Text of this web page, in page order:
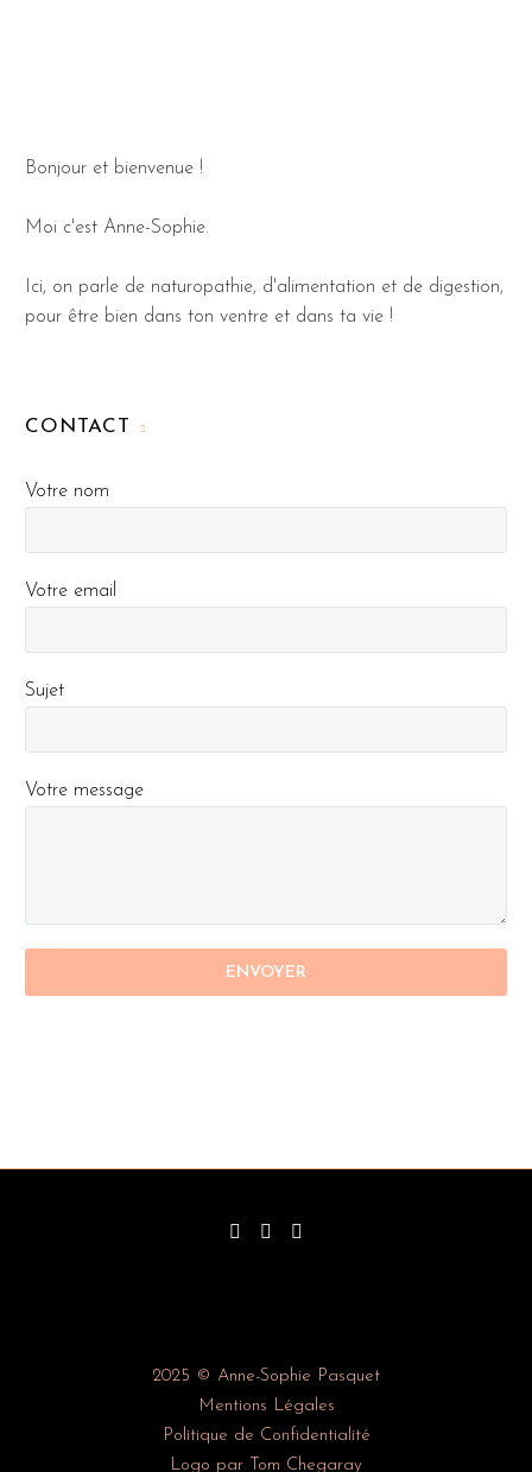
Bonjour et bienvenue !
Moi c'est Anne-Sophie.
Ici, on parle de naturopathie, d'alimentation et de digestion,
pour être bien dans ton ventre et dans ta vie !
CONTACT
Votre nom
Votre email
Sujet
Votre message
2025 © Anne-Sophie Pasquet
Mentions Légales
Politique de Confidentialité
Logo par Tom Chegaray